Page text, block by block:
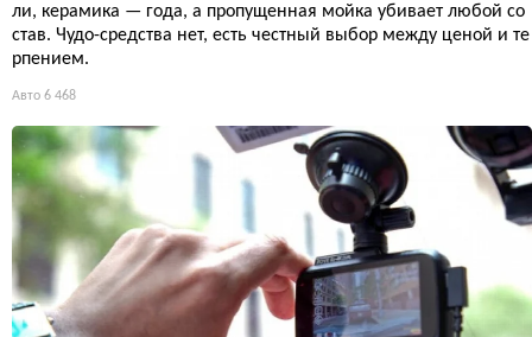
ли, керамика — года, а пропущенная мойка убивает любой со
став. Чудо-средства нет, есть честный выбор между ценой и те
рпением.
Авто 6 468